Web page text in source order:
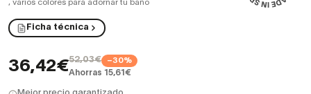
, varios colores para adornar tu baño
Ficha técnica
36,42€52,03€ −30%
Ahorras 15,61€